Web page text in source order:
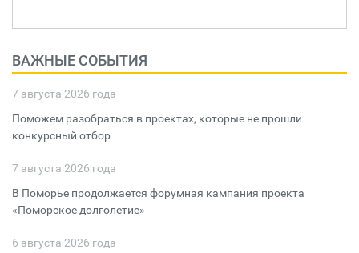
ВАЖНЫЕ СОБЫТИЯ
7 августа 2026 года
Поможем разобраться в проектах, которые не прошли
конкурсный отбор
7 августа 2026 года
В Поморье продолжается форумная кампания проекта
«Поморское долголетие»
6 августа 2026 года